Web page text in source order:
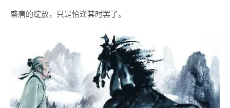
盛唐的绽放，只是恰逢其时罢了。